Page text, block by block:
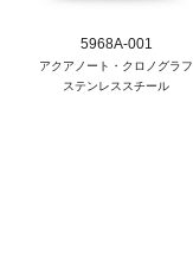
5968A-001
アクアノート・クロノグラフ
ステンレススチール